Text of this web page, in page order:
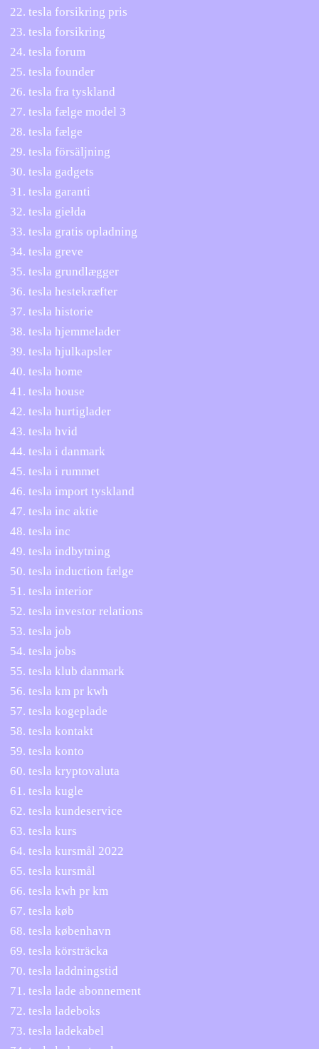
tesla forsikring pris
tesla forsikring
tesla forum
tesla founder
tesla fra tyskland
tesla fælge model 3
tesla fælge
tesla försäljning
tesla gadgets
tesla garanti
tesla giełda
tesla gratis opladning
tesla greve
tesla grundlægger
tesla hestekræfter
tesla historie
tesla hjemmelader
tesla hjulkapsler
tesla home
tesla house
tesla hurtiglader
tesla hvid
tesla i danmark
tesla i rummet
tesla import tyskland
tesla inc aktie
tesla inc
tesla indbytning
tesla induction fælge
tesla interior
tesla investor relations
tesla job
tesla jobs
tesla klub danmark
tesla km pr kwh
tesla kogeplade
tesla kontakt
tesla konto
tesla kryptovaluta
tesla kugle
tesla kundeservice
tesla kurs
tesla kursmål 2022
tesla kursmål
tesla kwh pr km
tesla køb
tesla københavn
tesla körsträcka
tesla laddningstid
tesla lade abonnement
tesla ladeboks
tesla ladekabel